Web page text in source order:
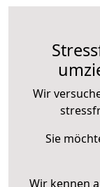
Wir
Sie
Wir kennen